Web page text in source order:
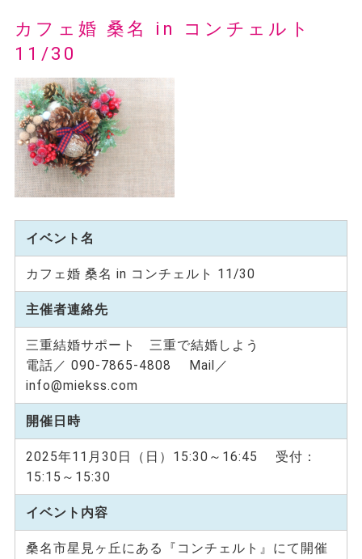
カフェ婚 桑名 in コンチェルト
11/30
イベント名
カフェ婚 桑名 in コンチェルト 11/30
主催者連絡先
三重結婚サポート 三重で結婚しよう
電話／ 090-7865-4808 Mail／
info@miekss.com
開催日時
2025年11月30日（日）15:30～16:45 受付：
15:15～15:30
イベント内容
桑名市星見ヶ丘にある『コンチェルト』にて開催